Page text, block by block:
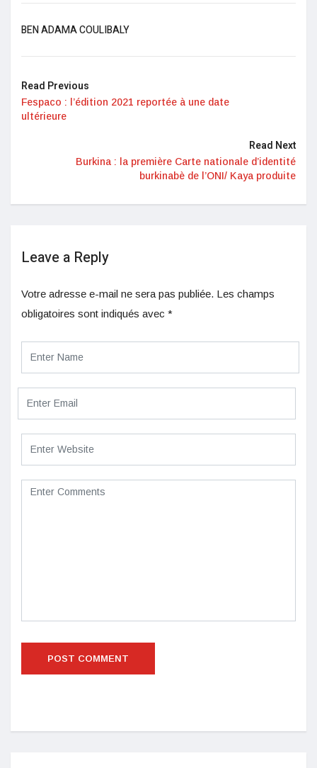
BEN ADAMA COULIBALY
Read Previous
Fespaco : l’édition 2021 reportée à une date
ultérieure
Read Next
Burkina : la première Carte nationale d’identité
burkinabè de l’ONI/ Kaya produite
Leave a Reply
Votre adresse e-mail ne sera pas publiée. Les champs
obligatoires sont indiqués avec *